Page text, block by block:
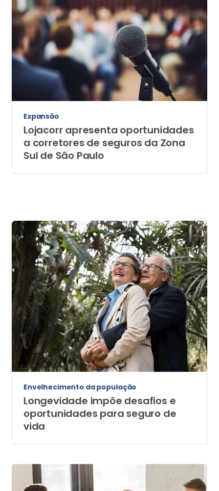
Expansão
Lojacorr apresenta oportunidades
a corretores de seguros da Zona
Sul de São Paulo
Envelhecimento da população
Longevidade impõe desafios e
oportunidades para seguro de
vida